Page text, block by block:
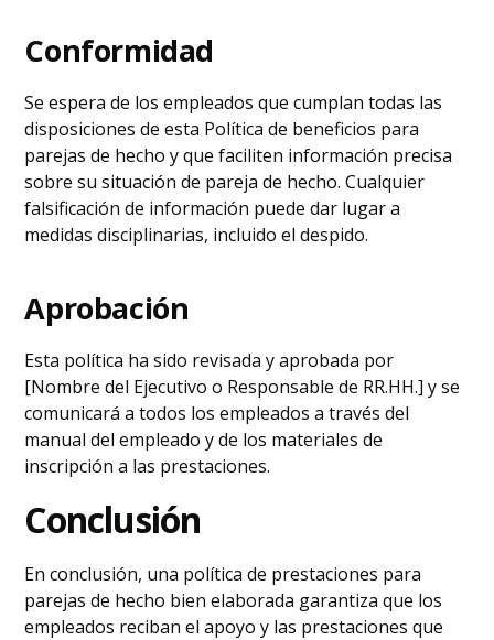
Conformidad
Se espera de los empleados que cumplan todas las
disposiciones de esta Política de beneficios para
parejas de hecho y que faciliten información precisa
sobre su situación de pareja de hecho. Cualquier
falsificación de información puede dar lugar a
medidas disciplinarias, incluido el despido.
Aprobación
Esta política ha sido revisada y aprobada por
[Nombre del Ejecutivo o Responsable de RR.HH.] y se
comunicará a todos los empleados a través del
manual del empleado y de los materiales de
inscripción a las prestaciones.
Conclusión
En conclusión, una política de prestaciones para
parejas de hecho bien elaborada garantiza que los
empleados reciban el apoyo y las prestaciones que